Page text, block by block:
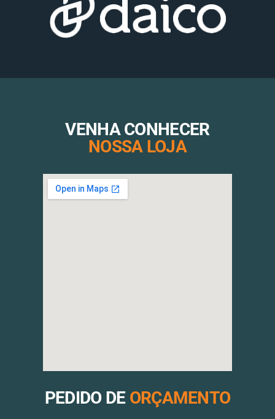
VENHA CONHECER
NOSSA LOJA
PEDIDO DE ORÇAMENTO